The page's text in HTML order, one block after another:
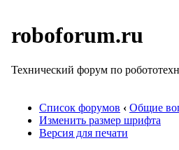
roboforum.ru
Технический форум по
Список форумов ‹ Общие
Изменить размер шрифта
Версия для печати